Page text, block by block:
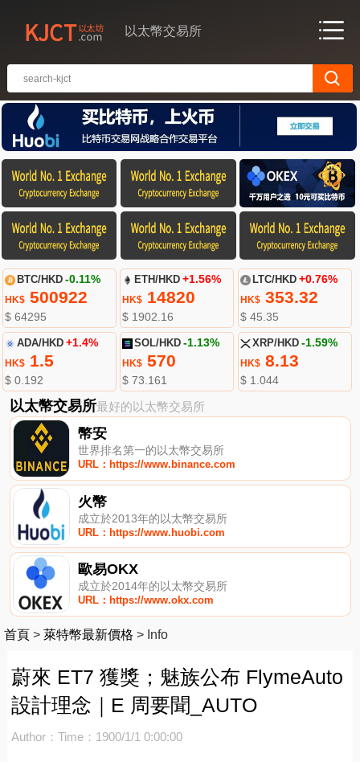
以太幣交易所
BTC/HKD -0.11%
HK$500922
$ 64295
ETH/HKD +1.56%
HK$ 14820
$ 1902.16
LTC/HKD +0.76%
HK$353.32
$ 45.35
ADA/HKD +1.4%
HK$1.5
$ 0.192
SOL/HKD -1.13%
HK$ 570
$ 73.161
XRP/HKD -1.59%
HK$8.13
$ 1.044
以太幣交易所最好的以太幣交易所
幣安
世界排名第一的以太幣交易所
URL：https://www.binance.com
火幣
成立於2013年的以太幣交易所
URL：https://www.huobi.com
歐易OKX
成立於2014年的以太幣交易所
URL：https://www.okx.com
首頁 > 萊特幣最新價格 > Info
蔚來 ET7 獲獎；魅族公布 FlymeAuto
設計理念｜E 周要聞_AUTO
Author： Time：1900/1/1 0:00:00